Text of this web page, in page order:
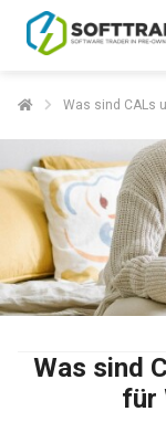
Was sind CALs
Was sind
für